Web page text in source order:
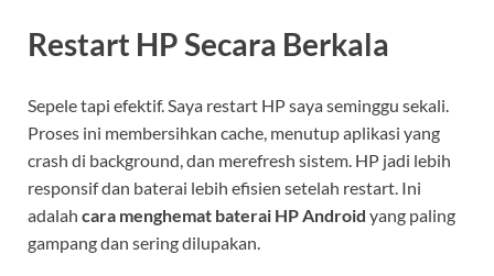
Restart HP Secara Berkala
Sepele tapi efektif. Saya restart HP saya seminggu sekali.
Proses ini membersihkan cache, menutup aplikasi yang
crash di background, dan merefresh sistem. HP jadi lebih
responsif dan baterai lebih efisien setelah restart. Ini
adalah cara menghemat baterai HP Android yang paling
gampang dan sering dilupakan.